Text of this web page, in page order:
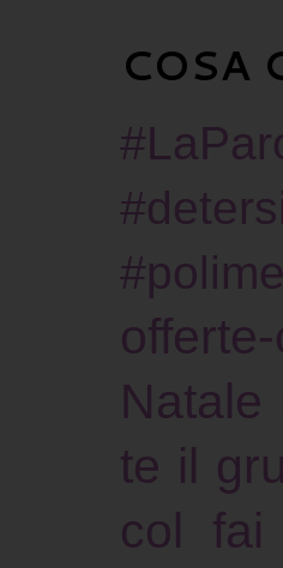
COSA
Natale
te il
col